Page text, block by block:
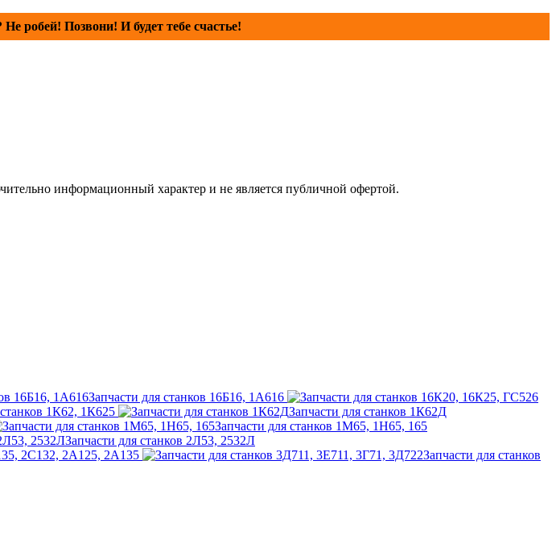
робей! Позвони! И будет тебе счастье!
информационный характер и не является публичной офертой.
Запчасти для станков 16Б16, 1А616
1К62, 1К625
Запчасти для станков 1К62Д
Запчасти для станков 1М65, 1Н65, 165
Запчасти для станков 2Л53, 2532Л
2С132, 2А125, 2А135
Запчасти для станков